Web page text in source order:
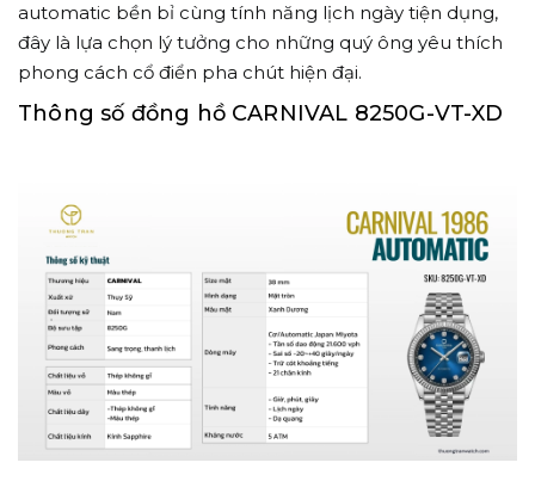
automatic bền bỉ cùng tính năng lịch ngày tiện dụng,
đây là lựa chọn lý tưởng cho những quý ông yêu thích
phong cách cổ điển pha chút hiện đại.
Thông số đồng hồ CARNIVAL 8250G-VT-XD